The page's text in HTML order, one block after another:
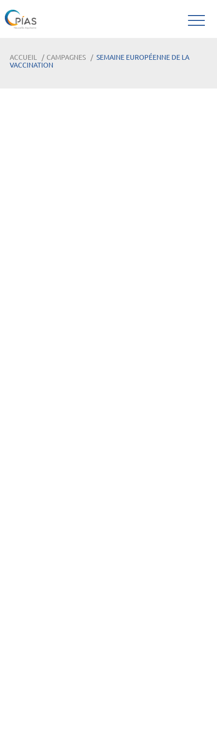
ACCUEIL CAMPAGNES
SEMAINE EUROPÉENNE DE LA
VACCINATION